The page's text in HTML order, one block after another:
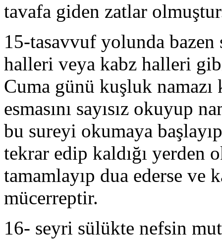
tavafa giden zatlar
15-tasavvuf yolunda bazen
halleri veya kabz halleri
Cuma günü kuşluk namazı
esmasını sayısız okuyup
bu sureyi okumaya
tekrar edip kaldığı yerden
tamamlayıp dua ederse ve
mücerreptir.
16- seyri sülükte nefsin